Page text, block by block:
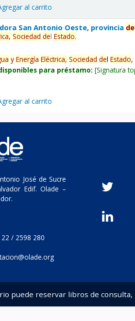
al carrito
San Antonio Oeste, provincia de
Sociedad delEstado.
y Energía Eléctrica, Sociedad delEstado,
para préstamo: Signatura
al carrito
José de Sucre
Edif. Olade –
/ 2598 280
puede reservar libros de